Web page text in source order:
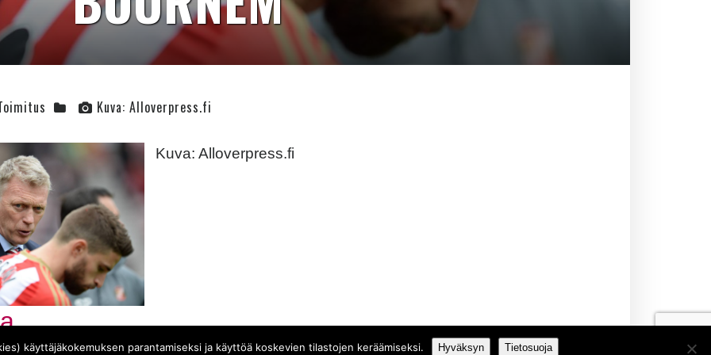
Kuva: Alloverpress.fi
Kuva: Alloverpress.fi
käyttäjäkokemuksen parantamiseksi ja käyttöä koskevien tilastojen keräämiseksi. Hyväksyn Tietosuoja